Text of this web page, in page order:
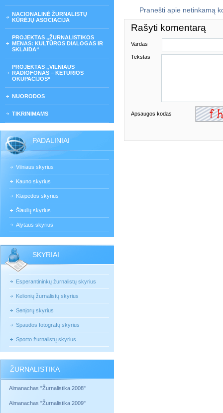
NACIONALINĖ ŽURNALISTŲ
KŪRĖJŲ ASOCIACIJA
PROJEKTAS „ŽURNALISTIKOS
MENAS: KULTŪROS DIALOGAS IR
SKLAIDA“
PROJEKTAS „VILNIAUS
RADIOFONAS – KETURIOS
OKUPACIJOS“
NUORODOS
TIKRINIMAMS
PADALINIAI
Vilniaus skyrius
Kauno skyrius
Klaipėdos skyrius
Šiaulių skyrius
Alytaus skyrius
SKYRIAI
Esperantininkų žurnalistų skyrius
Kelionių žurnalistų skyrius
Senjorų skyrius
Spaudos fotografų skyrius
Sporto žurnalistų skyrius
ŽURNALISTIKA
Almanachas "Žurnalistika 2008"
Almanachas "Žurnalistika 2009"
Pranešti apie netinkamą
Rašyti komentarą
Vardas
Tekstas
Apsaugos kodas